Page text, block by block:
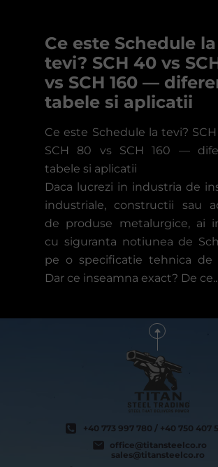
Ce este Schedule la
tevi? SCH 40 vs
vs SCH 160 —
tabele si aplicatii
Ce este Schedule la tevi?
SCH 80 vs SCH 160 —
tabele si aplicatii
Daca lucrezi in industria de
industriale, constructii sau
de produse metalurgice, ai
cu siguranta notiunea de
pe o specificatie tehnica de
Dar ce inseamna exact? De
+40 773 997 780 / +40 750 407
office@titansteelco.ro
sales@titansteelco.ro